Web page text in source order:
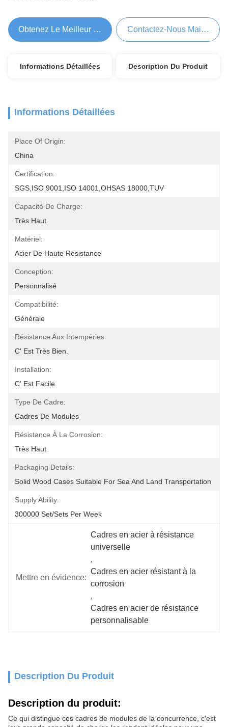
Obtenez Le Meilleur Prix Contactez-Nous Maintenant
Informations Détaillées Description Du Produit
Informations Détaillées
Place Of Origin:
China
Certification:
SGS,ISO 9001,ISO 14001,OHSAS 18000,TUV
Capacité De Charge:
Très Haut
Matériel:
Acier De Haute Résistance
Conception:
Personnalisé
Compatibilité:
Générale
Résistance Aux Intempéries:
C' Est Très Bien.
Installation:
C' Est Facile.
Type De Cadre:
Cadres De Modules
Résistance À La Corrosion:
Très Haut
Packaging Details:
Solid Wood Cases Suitable For Sea And Land Transportation
Supply Ability:
300000 Set/Sets Per Week
Mettre en évidence:
Cadres en acier à résistance
universelle
,
Cadres en acier résistant à la
corrosion
,
Cadres en acier de résistance
personnalisable
Description Du Produit
Description du produit:
Ce qui distingue ces cadres de modules de la concurrence, c'est